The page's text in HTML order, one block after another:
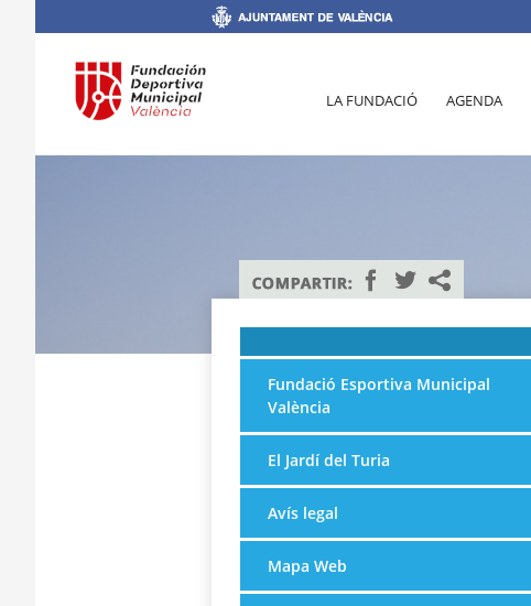
LA FUNDACIÓ AGENDA
Fundació Esportiva Municipal
València
El Jardí del Turia
Avís legal
Mapa Web